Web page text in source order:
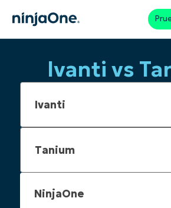
Ivanti vs
NinjaOne